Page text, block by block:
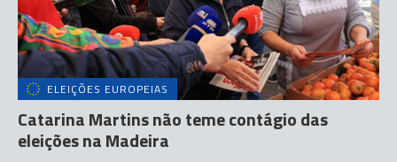
ELEIÇÕES EUROPEIAS
Catarina Martins não teme contágio das
eleições na Madeira